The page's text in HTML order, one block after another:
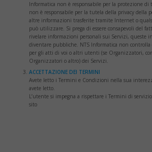
Informatica non è responsabile per la protezione
non è responsabile per la tutela della privacy della
altre informazioni trasferite tramite Internet o
può utilizzare. Si prega di essere consapevoli del
rivelare informazioni personali sui Servizi, queste
diventare pubbliche. NTS Informatica non controlla
per gli atti di voi o altri utenti (se Organizzatori,
Organizzatori o altro) dei Servizi.
ACCETTAZIONE DEI TERMINI
Avete letto i Termini e Condizioni nella sua
avete letto.
L’utente si impegna a rispettare i Termini di
sito